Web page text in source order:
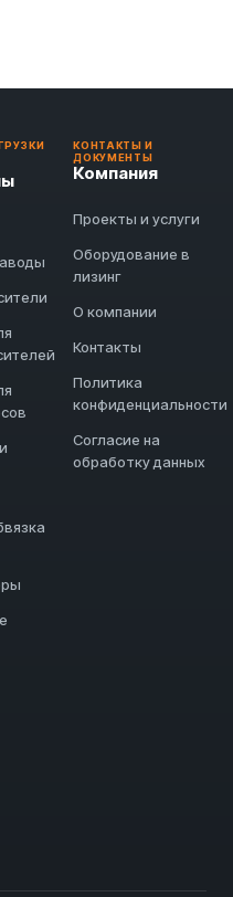
КОНТАКТЫ И
ДОКУМЕНТЫ
Компания
Проекты и услуги
Оборудование в
лизинг
О компании
Контакты
Политика
конфиденциальности
Согласие на
обработку данных